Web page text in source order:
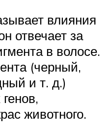
влияния
отвечает за
в волосе.
(черный,
и т. д.)
животного.